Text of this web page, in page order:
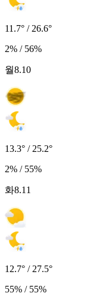
11.7° / 26.6°
2% / 56%
월8.10
13.3° / 25.2°
2% / 55%
화8.11
12.7° / 27.5°
55% / 55%